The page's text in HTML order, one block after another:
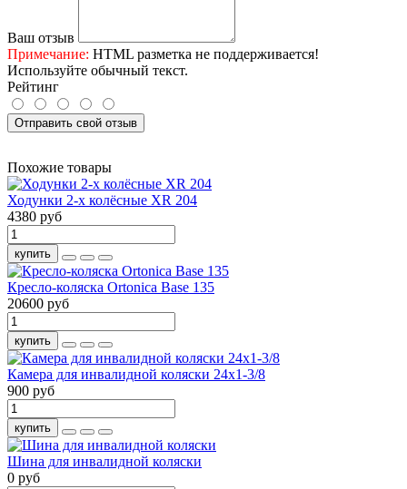
Ваш отзыв
Примечание: HTML разметка не поддерживается!
Используйте обычный текст.
Рейтинг
Отправить свой отзыв
Похожие товары
Ходунки 2-х колёсные XR 204
4380 руб
купить
Кресло-коляска Ortonica Base 135
20600 руб
купить
Камера для инвалидной коляски 24х1-3/8
900 руб
купить
Шина для инвалидной коляски
0 руб